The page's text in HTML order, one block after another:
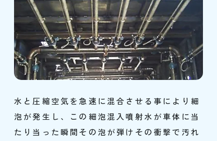
水と圧縮空気を急速に混合させる事により細
泡が発生し、この細泡混入噴射水が車体に当
たり当った瞬間その泡が弾けその衝撃で汚れ